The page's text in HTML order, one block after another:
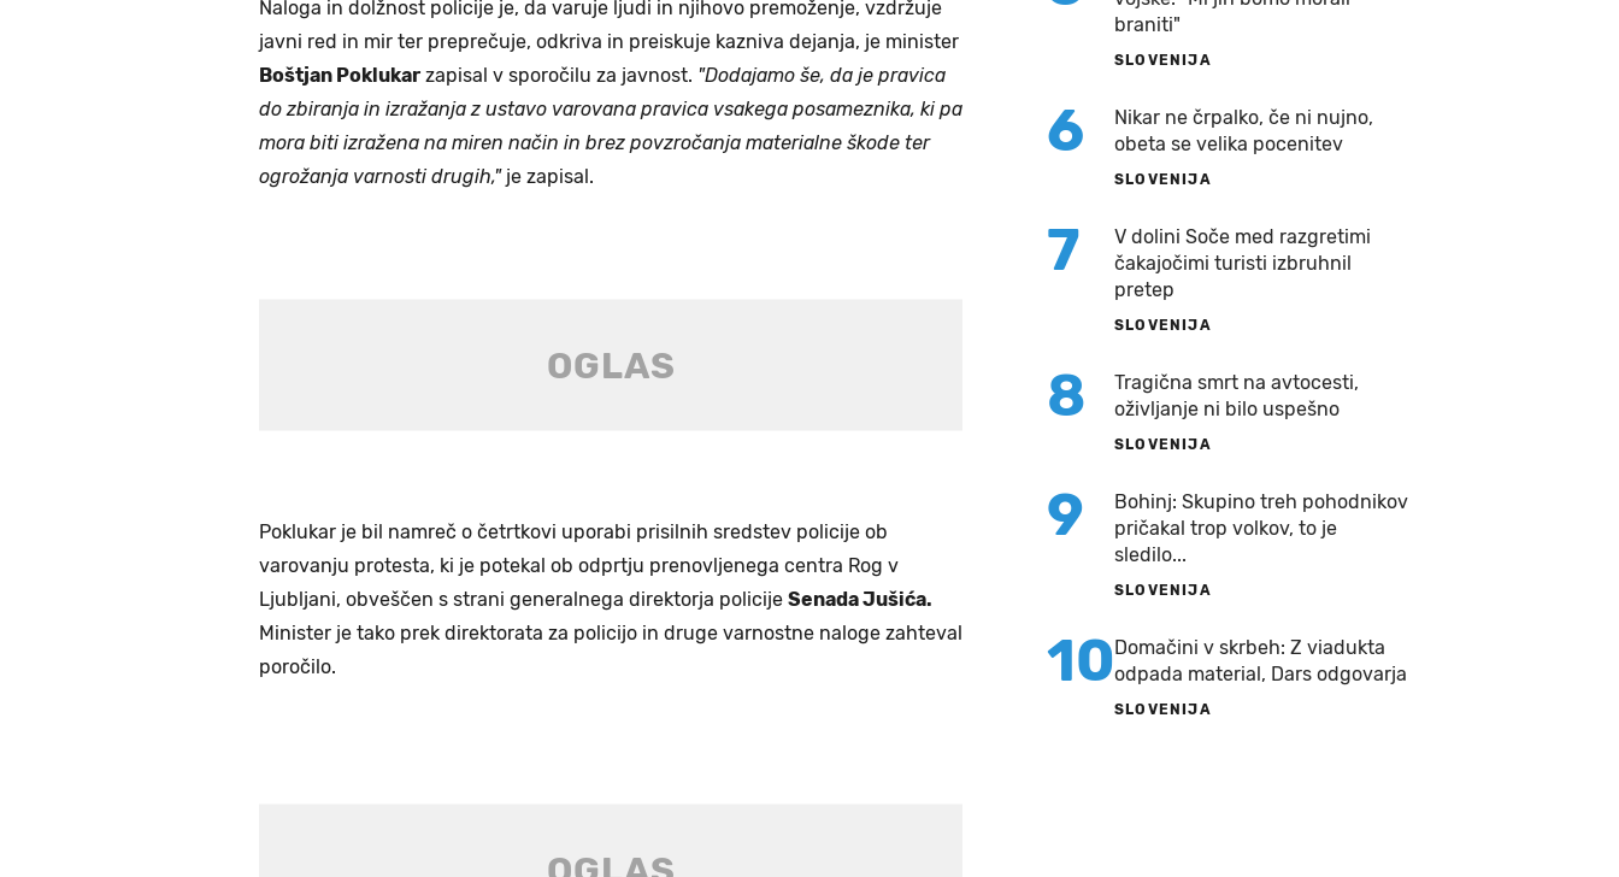
Naloga in dolžnost policije je, da varuje ljudi in njihovo premoženje, vzdržuje
javni red in mir ter preprečuje, odkriva in preiskuje kazniva dejanja, je minister
Boštjan Poklukar zapisal v sporočilu za javnost. "Dodajamo še, da je pravica
do zbiranja in izražanja z ustavo varovana pravica vsakega posameznika, ki pa
mora biti izražena na miren način in brez povzročanja materialne škode ter
ogrožanja varnosti drugih,"je zapisal.
Poklukar je bil namreč o četrtkovi uporabi prisilnih sredstev policije ob
varovanju protesta, ki je potekal ob odprtju prenovljenega centra Rog v
Ljubljani, obveščen s strani generalnega direktorja policije Senada Jušića.
Minister je tako prek direktorata za policijo in druge varnostne naloge zahteval
poročilo.
braniti"
SLOVENIJA
6
Nikar ne črpalko, če ni nujno,
obeta se velika pocenitev
SLOVENIJA
7
V dolini Soče med razgretimi
čakajočimi turisti izbruhnil
pretep
SLOVENIJA
8
Tragična smrt na avtocesti,
oživljanje ni bilo uspešno
SLOVENIJA
9
Bohinj: Skupino treh pohodnikov
pričakal trop volkov, to je
sledilo...
SLOVENIJA
10Domačini v skrbeh: Z viadukta
odpada material, Dars odgovarja
SLOVENIJA